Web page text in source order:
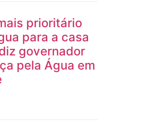
prioritário
para a casa
governador
pela Água em